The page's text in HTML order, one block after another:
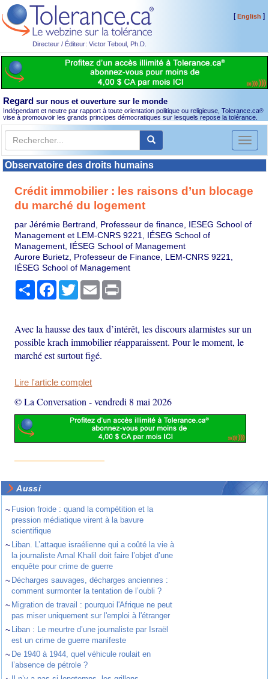
Directeur / Éditeur: Victor Teboul, Ph.D.
[English ]
Regard sur nous et ouverture sur le monde
Indépendant et neutre par rapport à toute orientation politique ou religieuse, Tolerance.ca®
vise à promouvoir les grands principes démocratiques sur lesquels repose la tolérance.
Toggle
Observatoire des droits humains
Crédit immobilier : les raisons d’un blocage
du marché du logement
par Jérémie Bertrand, Professeur de finance, IESEG School of
Management et LEM-CNRS 9221, IÉSEG School of
Management, IÉSEG School of Management
Aurore Burietz, Professeur de Finance, LEM-CNRS 9221,
IÉSEG School of Management
PartagerFacebook
TwitterEmail
Avec la hausse des taux d’intérêt, les discours alarmistes sur un
possible krach immobilier réapparaissent. Pour le moment, le
marché est surtout figé.
Lire l'article complet
© La Conversation -vendredi 8 mai 2026
Aussi
~ Fusion froide : quand la compétition et la
pression médiatique virent à la bavure
scientifique
~ Liban. L’attaque israélienne qui a coûté la vie à
la journaliste Amal Khalil doit faire l’objet d’une
enquête pour crime de guerre
~ Décharges sauvages, décharges anciennes :
comment surmonter la tentation de l’oubli ?
~ Migration de travail : pourquoi l'Afrique ne peut
pas miser uniquement sur l'emploi à l'étranger
~ Liban : Le meurtre d’une journaliste par Israël
est un crime de guerre manifeste
~ De 1940 à 1944, quel véhicule roulait en
l’absence de pétrole ?